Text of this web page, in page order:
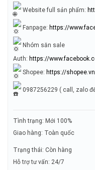
Website full sản phẩm:
Fanpage: https://
Nhóm săn sale
Auth: https://
Shopee: https://
0987256229 ( call, zalo
Tình trạng: Mới 100%
Giao hàng: Toàn quốc
Trạng thái: Còn hàng
Hỗ trợ tư vấn: 24/7